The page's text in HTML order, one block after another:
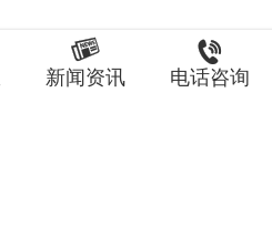

新闻资讯

电话咨询